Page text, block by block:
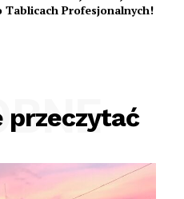
Tablicach Profesjonalnych!
przeczytać